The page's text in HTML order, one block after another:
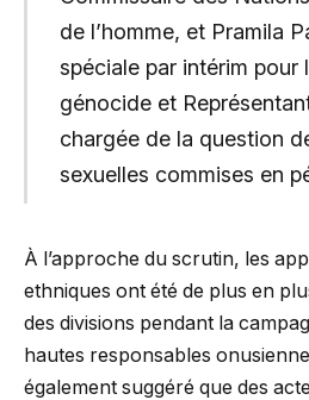
de l’homme, et Pramila
spéciale par intérim pour
génocide et
chargée de la question
sexuelles commises en
À l’approche du scrutin, les
ethniques ont été de plus en
des divisions pendant la
hautes responsables
également suggéré que des